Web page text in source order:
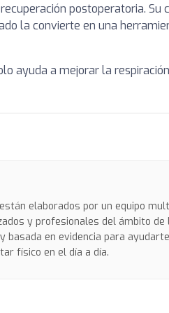
postoperatoria. Su
la convierte en una
ayuda a mejorar la
elaborados por un equipo
y profesionales del ámbito de
basada en evidencia para
físico en el día a día.